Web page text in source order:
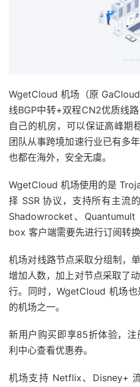
WgetCloud 机场（原
线BGP中转+双程CN2优质线
自己的机房，可以保证高峰期
团队从事跨境加速行业已有多
也都在海外，安全无虞。
WgetCloud 机场使用的是
择 SSR 协议，支持所有主流
Shadowrocket、
box 客户端需要先进行订阅转换
机场对线路节点采取分组制，
增加人数，加上对节点采取了
行。同时，WgetCloud 机场
的机场之一。
新用户购买即享85折体验，
利中心查看优惠券。
机场支持 Netflix、Disney+